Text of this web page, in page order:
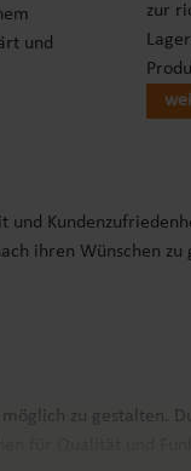
und
zur
ihren Wünschen zu
zu gestalten.
für Qualität und